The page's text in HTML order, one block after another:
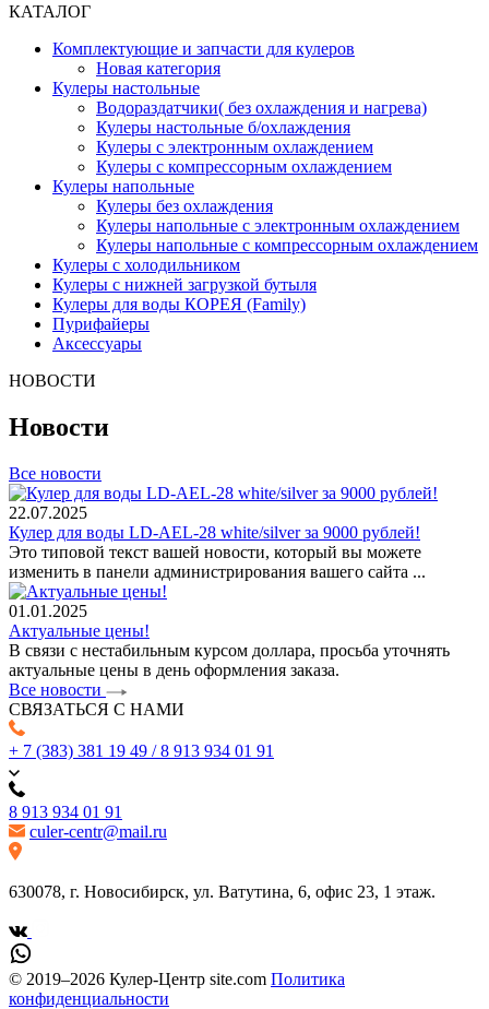
КАТАЛОГ
Комплектующие и запчасти для кулеров
Новая категория
Кулеры настольные
Водораздатчики( без охлаждения и нагрева)
Кулеры настольные б/охлаждения
Кулеры с электронным охлаждением
Кулеры с компрессорным охлаждением
Кулеры напольные
Кулеры без охлаждения
Кулеры напольные с электронным охлаждением
Кулеры напольные с компрессорным охлаждением
Кулеры с холодильником
Кулеры с нижней загрузкой бутыля
Кулеры для воды КОРЕЯ (Family)
Пурифайеры
Аксессуары
НОВОСТИ
Новости
Все новости
22.07.2025
Кулер для воды LD-AEL-28 white/silver за 9000 рублей!
Это типовой текст вашей новости, который вы можете
изменить в панели администрирования вашего сайта ...
01.01.2025
Актуальные цены!
В связи с нестабильным курсом доллара, просьба уточнять
актуальные цены в день оформления заказа.
Все новости
СВЯЗАТЬСЯ С НАМИ
+ 7 (383) 381 19 49 / 8 913 934 01 91
8 913 934 01 91
culer-centr@mail.ru
630078, г. Новосибирск, ул. Ватутина, 6, офис 23, 1 этаж.
© 2019–2026 Кулер-Центр site.com Политика
конфиденциальности